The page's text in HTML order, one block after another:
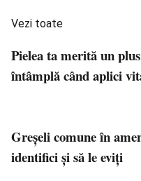
Vezi toate
Pielea ta merită un
întâmplă când aplici
Greșeli comune în
identifici și să le eviți